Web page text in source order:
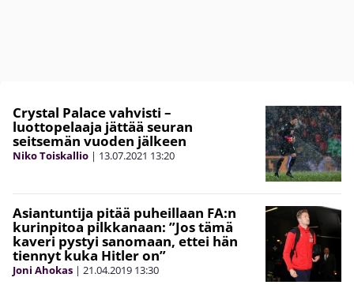
Crystal Palace vahvisti –
luottopelaaja jättää seuran
seitsemän vuoden jälkeen
Niko Toiskallio | 13.07.2021 13:20
Asiantuntija pitää puheillaan FA:n
kurinpitoa pilkkanaan: ”Jos tämä
kaveri pystyi sanomaan, ettei hän
tiennyt kuka Hitler on”
Joni Ahokas | 21.04.2019 13:30